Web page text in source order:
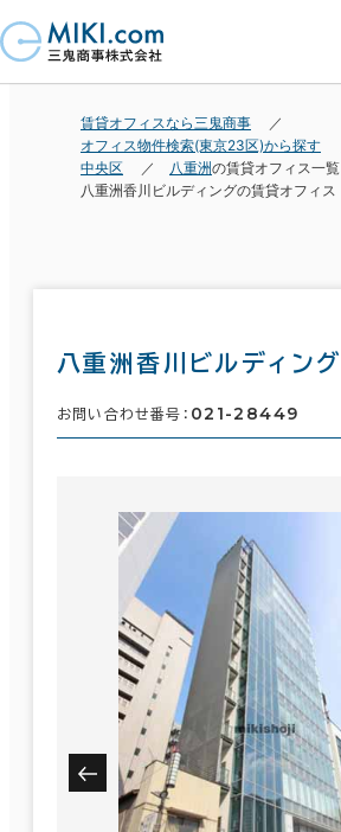
賃貸オフィスなら三鬼商事
オフィス物件検索(東京23区)から探す
中央区
八重洲の賃貸オフィス一覧
八重洲香川ビルディングの賃貸オフィス
八重洲香川ビルディング
お問い合わせ番号： 021-28449